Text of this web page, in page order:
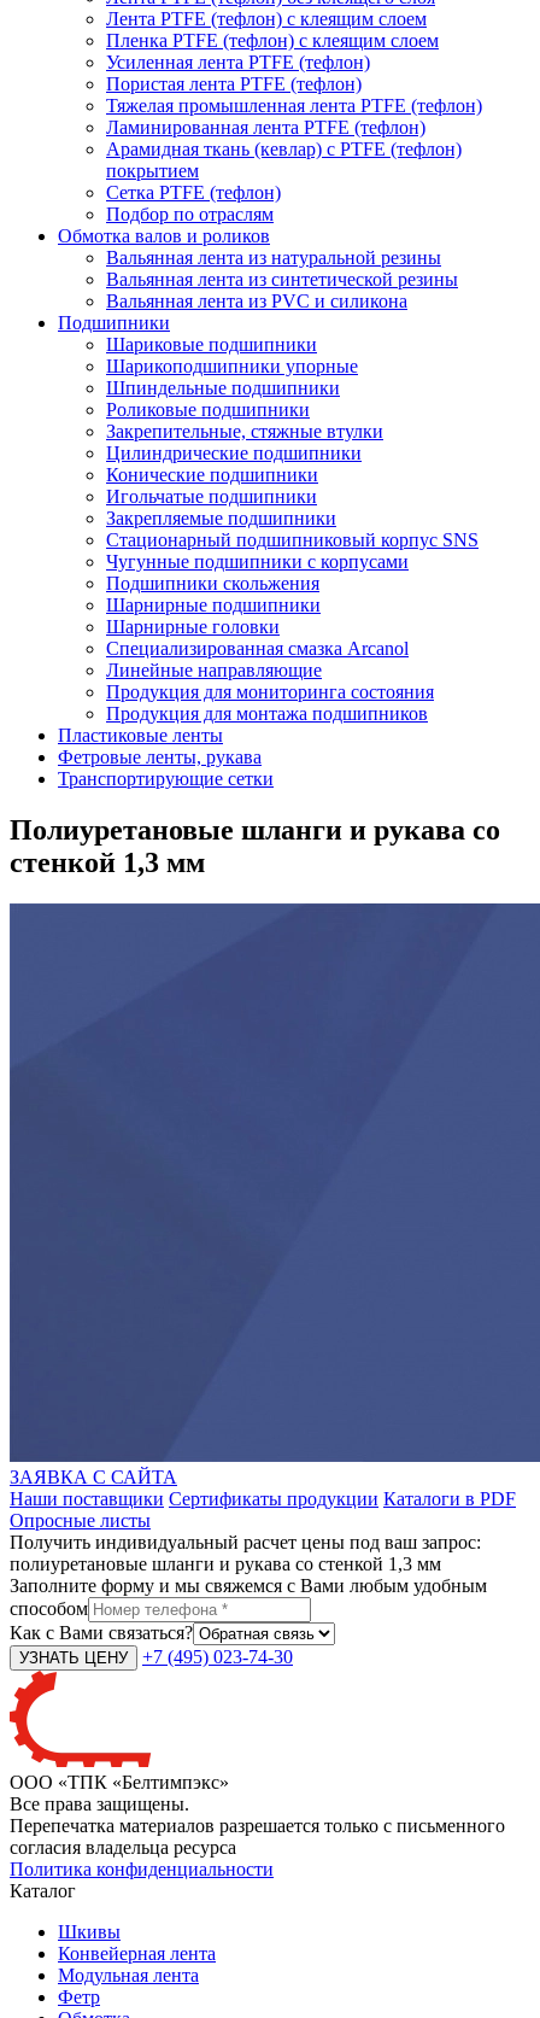
Лента PTFE (тефлон) с клеящим слоем
Пленка PTFE (тефлон) с клеящим слоем
Усиленная лента PTFE (тефлон)
Пористая лента PTFE (тефлон)
Тяжелая промышленная лента PTFE (тефлон)
Ламинированная лента PTFE (тефлон)
Арамидная ткань (кевлар) с PTFE (тефлон)
покрытием
Сетка PTFE (тефлон)
Подбор по отраслям
Обмотка валов и роликов
Вальянная лента из натуральной резины
Вальянная лента из синтетической резины
Вальянная лента из PVC и силикона
Подшипники
Шариковые подшипники
Шарикоподшипники упорные
Шпиндельные подшипники
Роликовые подшипники
Закрепительные, стяжные втулки
Цилиндрические подшипники
Конические подшипники
Игольчатые подшипники
Закрепляемые подшипники
Стационарный подшипниковый корпус SNS
Чугунные подшипники с корпусами
Подшипники скольжения
Шарнирные подшипники
Шарнирные головки
Специализированная смазка Arcanol
Линейные направляющие
Продукция для мониторинга состояния
Продукция для монтажа подшипников
Пластиковые ленты
Фетровые ленты, рукава
Транспортирующие сетки
Полиуретановые шланги и рукава со
стенкой 1,3 мм
ЗАЯВКА С САЙТА
Наши поставщики Сертификаты продукции Каталоги в PDF
Опросные листы
Получить индивидуальный расчет цены под ваш запрос:
полиуретановые шланги и рукава со стенкой 1,3 мм
Заполните форму и мы свяжемся с Вами любым удобным
способом
Как с Вами связаться?
+7 (495) 023-74-30
ООО «ТПК «Белтимпэкс»
Все права защищены.
Перепечатка материалов разрешается только с письменного
согласия владельца ресурса
Политика конфиденциальности
Каталог
Шкивы
Конвейерная лента
Модульная лента
Фетр